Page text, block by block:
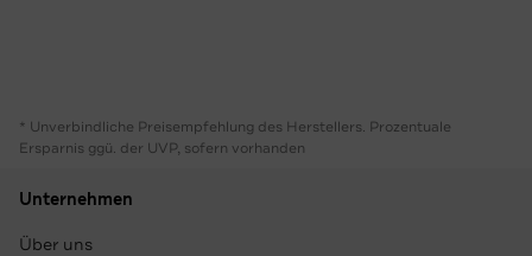
* Unverbindliche Preisempfehlung des Herstellers. Prozentuale
Ersparnis ggü. der UVP, sofern vorhanden
Unternehmen
Über uns